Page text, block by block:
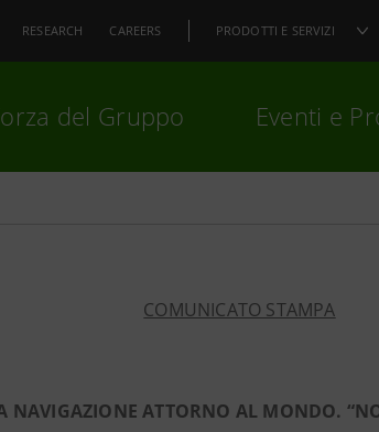
RESEARCH CAREERS PRODOTTI E SERVIZI
del Gruppo Eventi e
COMUNICATO STAMPA
NAVIGAZIONE ATTORNO AL MONDO.